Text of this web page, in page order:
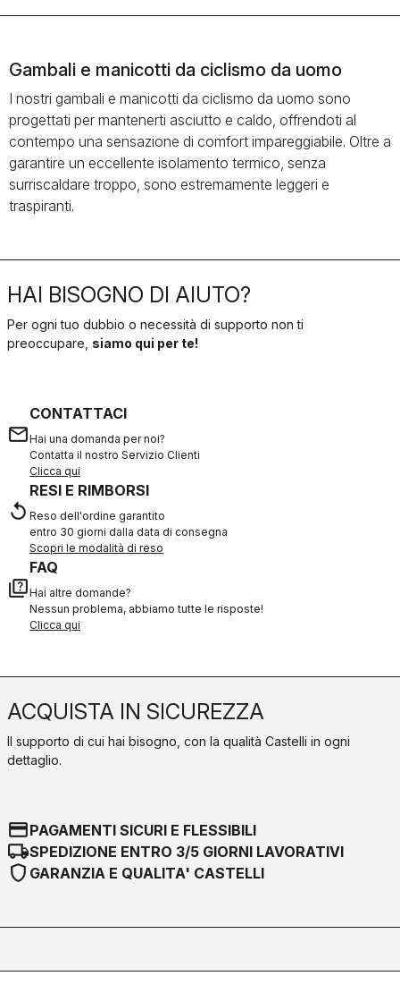
Gambali e manicotti da ciclismo da uomo
I nostri gambali e manicotti da ciclismo da uomo sono
progettati per mantenerti asciutto e caldo, offrendoti al
contempo una sensazione di comfort impareggiabile. Oltre a
garantire un eccellente isolamento termico, senza
surriscaldare troppo, sono estremamente leggeri e
traspiranti.
HAI BISOGNO DI AIUTO?
Per ogni tuo dubbio o necessità di supporto non ti
preoccupare, siamo qui per te!
email
CONTATTACI
Hai una domanda per noi?
Contatta il nostro Servizio Clienti
Clicca qui
replay
RESI E RIMBORSI
Reso dell'ordine garantito
entro 30 giorni dalla data di consegna
Scopri le modalità di reso
quiz
FAQ
Hai altre domande?
Nessun problema, abbiamo tutte le risposte!
Clicca qui
ACQUISTA IN SICUREZZA
Il supporto di cui hai bisogno, con la qualità Castelli in ogni
dettaglio.
credit_cardPAGAMENTI SICURI E FLESSIBILI
local_shippingSPEDIZIONE ENTRO 3/5 GIORNI LAVORATIVI
shield GARANZIA E QUALITA' CASTELLI